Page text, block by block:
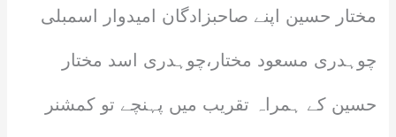
مختار حسین اپنے صاحبزادگان امیدوار اسمبلی
چوہدری مسعود مختار،چوہدری اسد مختار
حسین کے ہمراہ تقریب میں پہنچے تو کمشنر